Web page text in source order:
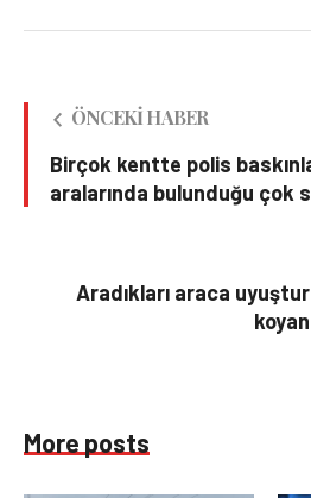
ÖNCEKI HABER
Birçok kentte polis
aralarında bulunduğu çok
Aradıkları araca
More posts